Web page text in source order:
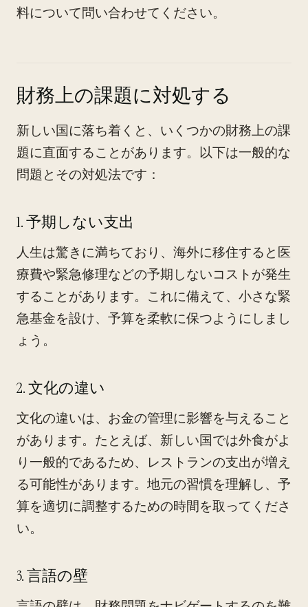
料について問い合わせてください。
財務上の課題に対処する
新しい国に落ち着くと、いくつかの財務上の課
題に直面することがあります。以下は一般的な
問題とその対処法です：
1. 予期しない支出
人生は驚きに満ちており、海外に移住すると医
療費や緊急修理などの予期しないコストが発生
することがあります。これに備えて、小さな緊
急基金を設け、予算を柔軟に保つようにしまし
ょう。
2. 文化の違い
文化の違いは、お金の管理に影響を与えること
があります。たとえば、新しい国では外食がよ
り一般的であるため、レストランの支出が増え
る可能性があります。地元の習慣を理解し、予
算を適切に調整するための時間を取ってくださ
い。
3. 言語の壁